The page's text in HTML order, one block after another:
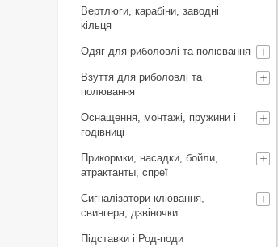
Вертлюги, карабіни, заводні
кільця
Одяг для риболовлі та полювання
Взуття для риболовлі та
полювання
Оснащення, монтажі, пружини і
годівниці
Прикормки, насадки, бойли,
атрактанты, спреї
Сигналізатори клювання,
свингера, дзвіночки
Підставки і Род-поди